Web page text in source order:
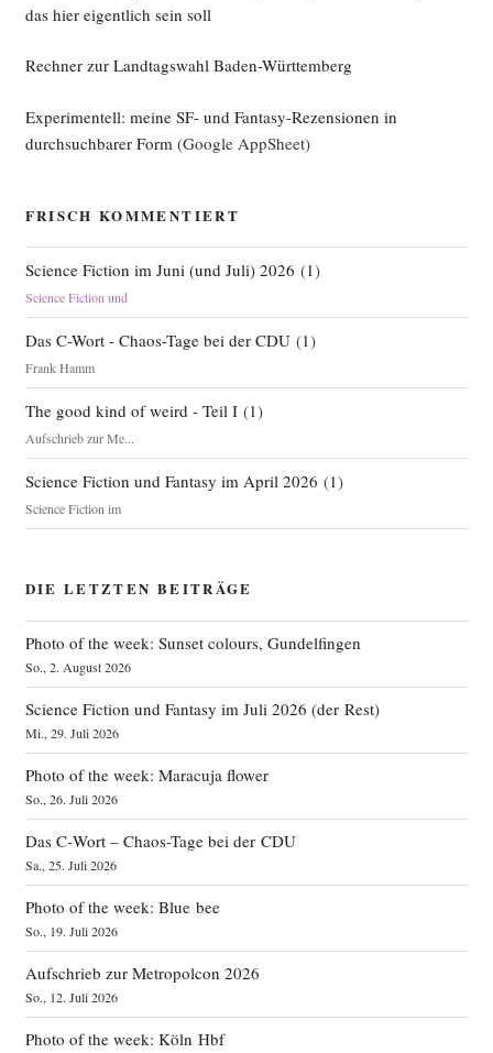
das hier eigentlich sein soll
Rechner zur Landtagswahl Baden-Württemberg
Experimentell: meine SF- und Fantasy-Rezensionen in
durchsuchbarer Form (Google AppSheet)
FRISCH KOMMENTIERT
Science Fiction im Juni (und Juli) 2026 (1)
Science Fiction und
Das C-Wort - Chaos-Tage bei der CDU(1)
Frank Hamm
The good kind of weird - Teil I(1)
Aufschrieb zur Me...
Science Fiction und Fantasy im April 2026 (1)
Science Fiction im
DIE LETZTEN BEITRÄGE
Photo of the week: Sunset colours, Gundelfingen
So., 2. August 2026
Science Fiction und Fantasy im Juli 2026 (der Rest)
Mi., 29. Juli 2026
Photo of the week: Maracuja flower
So., 26. Juli 2026
Das C‑Wort – Chaos-Tage bei der CDU
Sa., 25. Juli 2026
Photo of the week: Blue bee
So., 19. Juli 2026
Aufschrieb zur Metropolcon 2026
So., 12. Juli 2026
Photo of the week: Köln Hbf